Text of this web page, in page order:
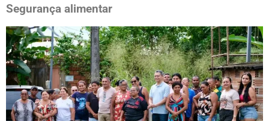
Segurança alimentar